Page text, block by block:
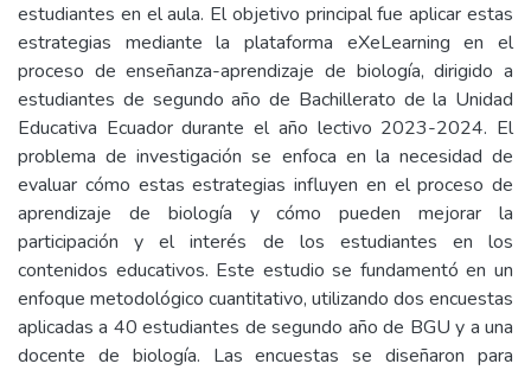
estudiantes en el aula. El objetivo principal fue aplicar estas
estrategias mediante la plataforma eXeLearning en el
proceso de enseñanza-aprendizaje de biología, dirigido a
estudiantes de segundo año de Bachillerato de la Unidad
Educativa Ecuador durante el año lectivo 2023-2024. El
problema de investigación se enfoca en la necesidad de
evaluar cómo estas estrategias influyen en el proceso de
aprendizaje de biología y cómo pueden mejorar la
participación y el interés de los estudiantes en los
contenidos educativos. Este estudio se fundamentó en un
enfoque metodológico cuantitativo, utilizando dos encuestas
aplicadas a 40 estudiantes de segundo año de BGU y a una
docente de biología. Las encuestas se diseñaron para